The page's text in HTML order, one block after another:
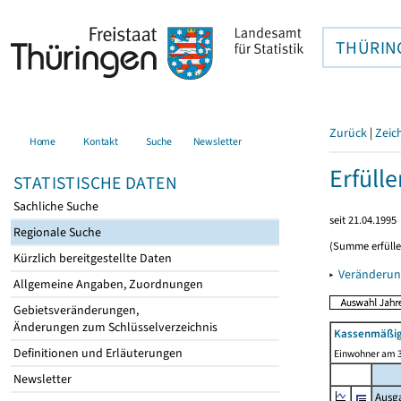
Home Kontakt Suche Newsletter
STATISTISCHE DATEN
Sachliche Suche
Regionale Suche
Kürzlich bereitgestellte Daten
Allgemeine Angaben, Zuordnungen
Gebietsveränderungen,
Änderungen zum Schlüsselverzeichnis
Definitionen und Erläuterungen
Newsletter
Zurück |
seit 21.04.1995
(Summe
▸
Einwohner am